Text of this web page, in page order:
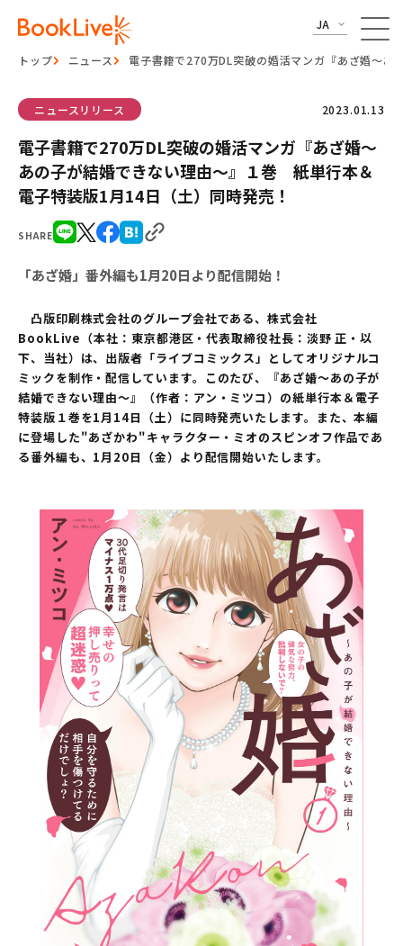
JA
トップ ニュース 電子書籍で270万DL突破の婚活マンガ『あざ婚～
SHARE
ニュースリリース 2023.01.13
電子書籍で270万DL突破の婚活マンガ『あざ婚～
あの子が結婚できない理由～』１巻 紙単行本＆
電子特装版1月14日（土）同時発売！
「あざ婚」番外編も1月20日より配信開始！
凸版印刷株式会社のグループ会社である、株式会社
BookLive（本社：東京都港区・代表取締役社長：淡野 正・以
下、当社）は、出版者「ライブコミックス」としてオリジナルコ
ミックを制作・配信しています。このたび、『あざ婚～あの子が
結婚できない理由～』（作者：アン・ミツコ）の紙単行本＆電子
特装版１巻を1月14日（土）に同時発売いたします。また、本編
に登場した"あざかわ"キャラクター・ミオのスピンオフ作品であ
る番外編も、1月20日（金）より配信開始いたします。